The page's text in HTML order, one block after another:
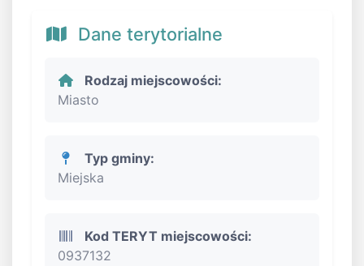
Dane terytorialne
Rodzaj miejscowości:
Miasto
Typ gminy:
Miejska
Kod TERYT miejscowości:
0937132